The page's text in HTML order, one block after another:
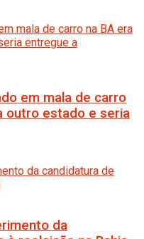
em mala de carro
outro estado e seria
da